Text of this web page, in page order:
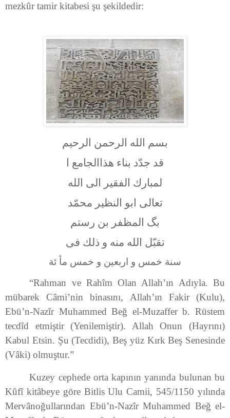
mezkûr tamir kitabesi şu şekildedir:
بسم الله الرحمن الرحيم
قد جدّد بناء هذاالجامع ا
لمبارك الفقير الی الله
تعالی ابو النظير محمّد
بگ المظفر بن رستم
تقبّل الله منه و ذلك فی
سنة خمس و اربعين و خمس مأ ئة
“Rahman ve Rahîm Olan Allah’ın Adıyla. Bu
mübarek Câmi’nin binasını, Allah’ın Fakir (Kulu),
Ebü’n-Nazîr Muhammed Beğ el-Muzaffer b. Rüstem
tecdîd etmiştir (Yenilemiştir). Allah Onun (Hayrını)
Kabul Etsin. Şu (Tecdidi), Beş yüz Kırk Beş Senesinde
(Vâki) olmuştur.”
Kuzey cephede orta kapının yanında bulunan bu
Kûfî kitâbeye göre Bitlis Ulu Camii, 545/1150 yılında
Mervânoğullarından Ebü’n-Nazîr Muhammed Beğ el-